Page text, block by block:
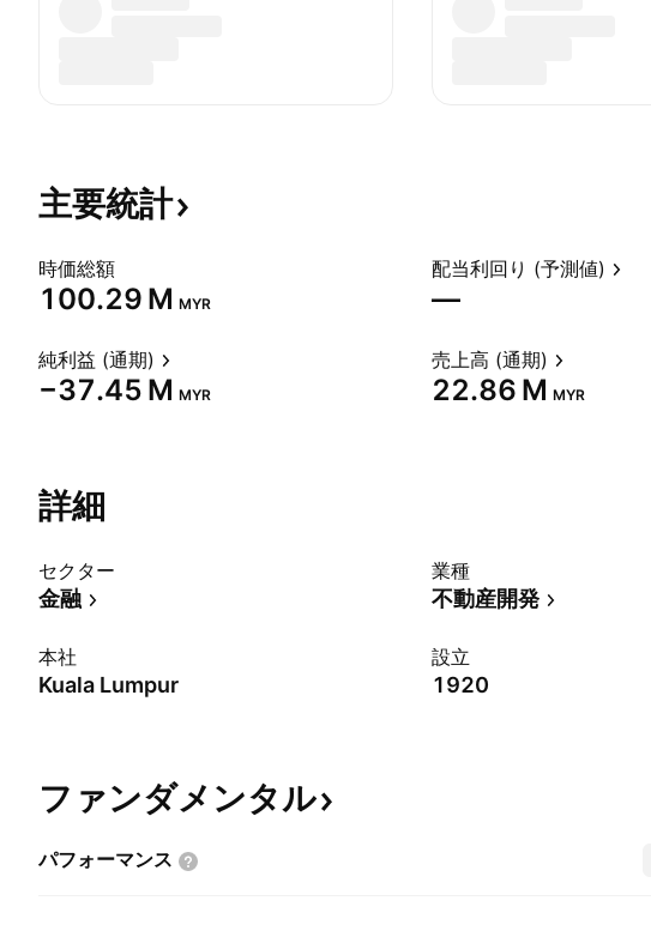
主要統計
時価総額
‪100.29 M‬ MYR
配当利回り (予測値)
—
純利益 (通期)
‪−37.45 M‬ MYR
売上高 (通期)
‪22.86 M‬ MYR
詳細
セクター
金融
業種
不動産開発
本社
Kuala Lumpur
設立
1920
ファンダメンタル
パフォーマンス